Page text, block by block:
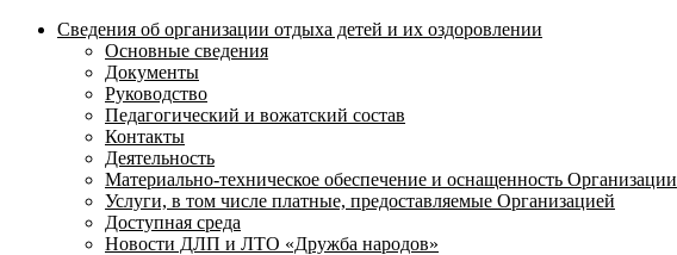
Сведения об организации отдыха детей и их оздоровлении
Основные сведения
Документы
Руководство
Педагогический и вожатский состав
Контакты
Деятельность
Материально-техническое обеспечение и оснащенность Организации
Услуги, в том числе платные, предоставляемые Организацией
Доступная среда
Новости ДЛП и ЛТО «Дружба народов»